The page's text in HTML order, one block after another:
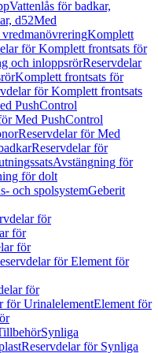
Vattenlås för badkar,
d52Med
Komplett
för Komplett frontsats för
och inloppsrörReservdelar
Komplett frontsats för
för Komplett frontsats
PushControl
Med PushControl
Reservdelar för Med
Reservdelar för
Avstängning för
för dolt
och spolsystemGeberit
för
för
för
för Element för
för
för UrinalelementElement för
Synliga
Reservdelar för Synliga